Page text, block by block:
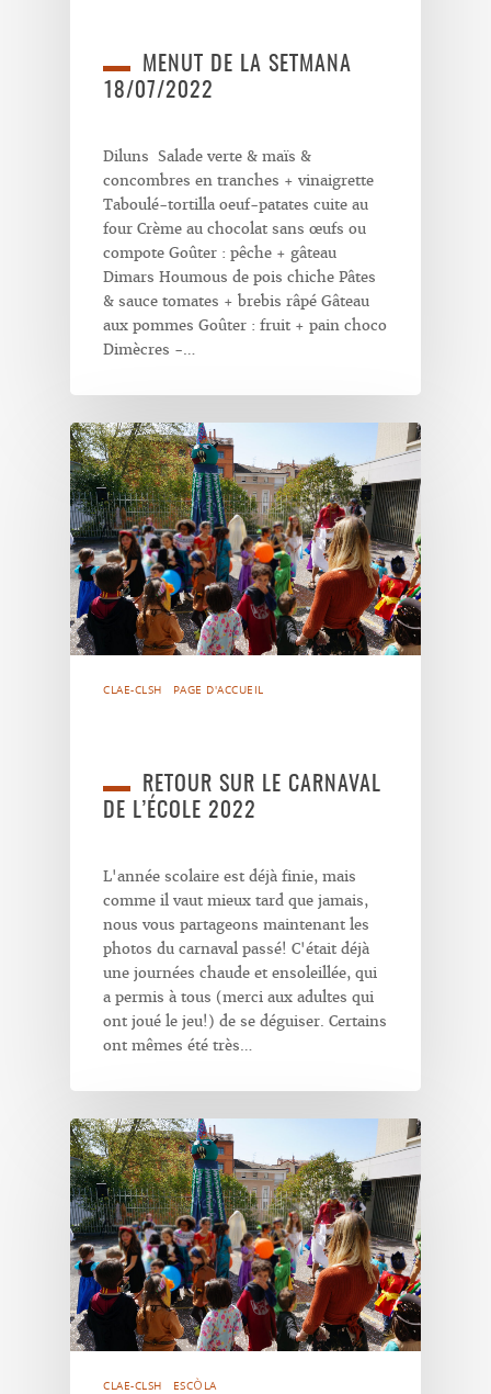
MENUT DE LA SETMANA
18/07/2022
Diluns Salade verte & maïs &
concombres en tranches + vinaigrette
Taboulé-tortilla oeuf-patates cuite au
four Crème au chocolat sans œufs ou
compote Goûter : pêche + gâteau
Dimars Houmous de pois chiche Pâtes
& sauce tomates + brebis râpé Gâteau
aux pommes Goûter : fruit + pain choco
Dimècres -…
CLAE-CLSH PAGE D'ACCUEIL
RETOUR SUR LE CARNAVAL
DE L’ÉCOLE 2022
L'année scolaire est déjà finie, mais
comme il vaut mieux tard que jamais,
nous vous partageons maintenant les
photos du carnaval passé! C'était déjà
une journées chaude et ensoleillée, qui
a permis à tous (merci aux adultes qui
ont joué le jeu!) de se déguiser. Certains
ont mêmes été très…
CLAE-CLSH ESCÒLA